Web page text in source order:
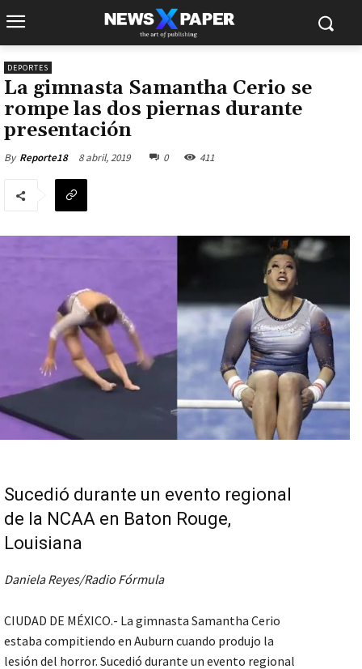
DEPORTES
La gimnasta Samantha Cerio se
rompe las dos piernas durante
presentación
By Reporte18 8 abril, 2019 0 411
Sucedió durante un evento regional
de la NCAA en Baton Rouge,
Louisiana
Daniela Reyes/Radio Fórmula
CIUDAD DE MÉXICO.- La gimnasta Samantha Cerio
estaba compitiendo en Auburn cuando produjo la
lesión del horror. Sucedió durante un evento regional